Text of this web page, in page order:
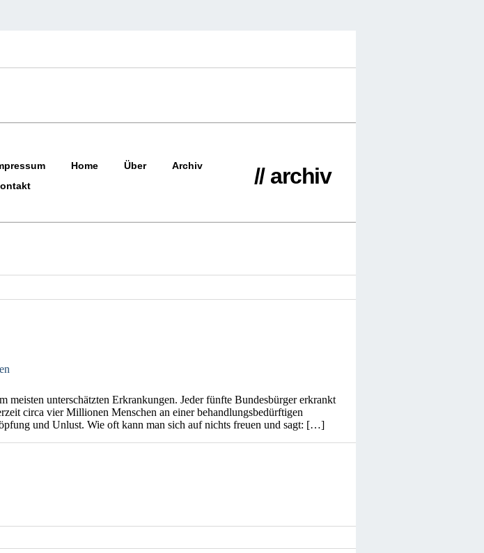
Home Über
Archiv
// archiv
unterschätzten Erkrankungen. Jeder fünfte Bundesbürger erkrankt
circa vier Millionen Menschen an einer behandlungsbedürftigen
und Unlust. Wie oft kann man sich auf nichts freuen und sagt: […]